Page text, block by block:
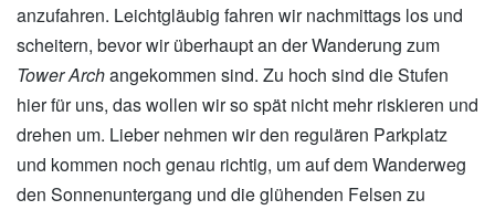
anzufahren. Leichtgläubig fahren wir nachmittags los und
scheitern, bevor wir überhaupt an der Wanderung zum
Tower Archangekommen sind. Zu hoch sind die Stufen
hier für uns, das wollen wir so spät nicht mehr riskieren und
drehen um. Lieber nehmen wir den regulären Parkplatz
und kommen noch genau richtig, um auf dem Wanderweg
den Sonnenuntergang und die glühenden Felsen zu